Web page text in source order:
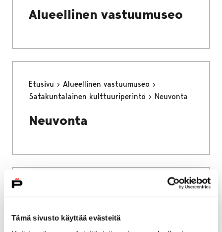
Tämä sivusto käyttää evästeitä
Alueellinen vastuumuseo
Etusivu
Alueellinen vastuumuseo
Satakuntalainen kulttuuriperintö
Neuvonta
Neuvonta
Kahvila